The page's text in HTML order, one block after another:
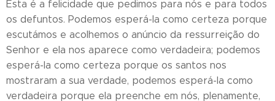
Esta é a felicidade que pedimos para nós e para todos
os defuntos. Podemos esperá-la como certeza porque
escutámos e acolhemos o anúncio da ressurreição do
Senhor e ela nos aparece como verdadeira; podemos
esperá-la como certeza porque os santos nos
mostraram a sua verdade, podemos esperá-la como
verdadeira porque ela preenche em nós, plenamente,